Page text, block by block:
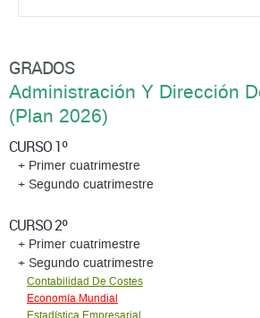
GRADOS
Administración Y Dirección
(Plan 2026)
CURSO 1º
+ Primer cuatrimestre
+ Segundo cuatrimestre
CURSO 2º
+ Primer cuatrimestre
+ Segundo cuatrimestre
Contabilidad De Costes
Economía Mundial
Estadí­stica Empresarial